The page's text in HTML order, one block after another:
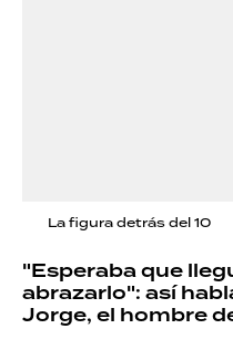
La figura detrás del 10
"Esperaba que
abrazarlo": así
Jorge, el hombre